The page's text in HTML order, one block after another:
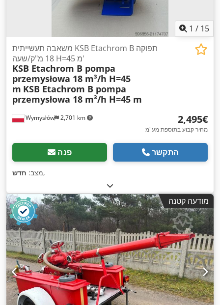
1 / 15
Wymysłów 2,701 km
משאבה תעשייתית KSB Etachrom B תפוקה
18 מ"ק/שעה H=45 מ'
KSB Etachrom B pompa
przemysłowa 18 m³/h H=45
m KSB Etachrom B pompa
przemysłowa 18 m³/h H=45 m
‏2,495 ‏€
מחיר קבוע בתוספת מע"מ
פנה התקשר
מצב: חדש ,
מודעה קטנה